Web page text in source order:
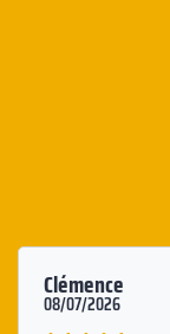
Clémence
08/07/2026